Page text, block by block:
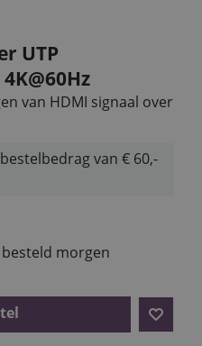
UTP
van HDMI signaal over
van € 60,-
morgen